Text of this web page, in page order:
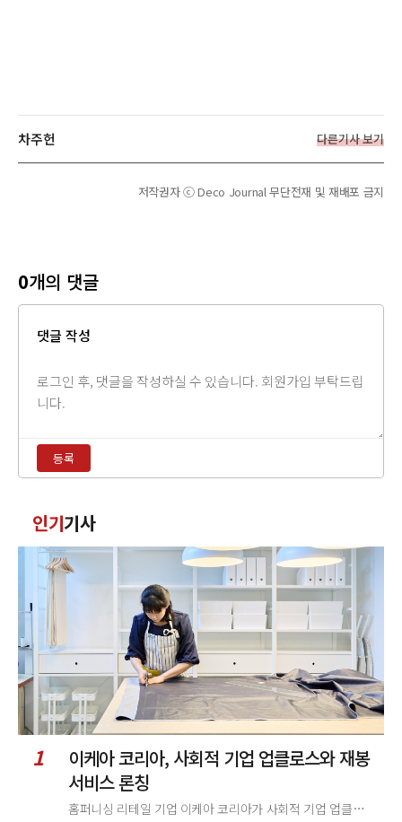
차주헌 다른기사 보기
저작권자 ⓒ Deco Journal 무단전재 및 재배포 금지
0개의 댓글
댓글 작성
력
등록
글
인기기사
1
이케아 코리아, 사회적 기업 업클로스와 재봉
서비스 론칭
홈퍼니싱 리테일 기업 이케아 코리아가 사회적 기업 업클로스(Upcloth)와 협력해 재봉 서비스를 선보인다. 이번 협업은 이케